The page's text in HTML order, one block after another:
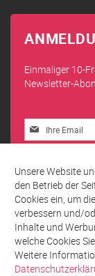
Einmaliger 10-
Newsletter-
Melden
Sie
unseren
Newsletter
an:
Unsere Website
den Betrieb der
Cookies ein, um
verbessern und/
Inhalte und
welche Cookies
Weitere